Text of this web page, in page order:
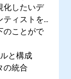
化したいデ
ティストを
のことがで
と構成
の統合